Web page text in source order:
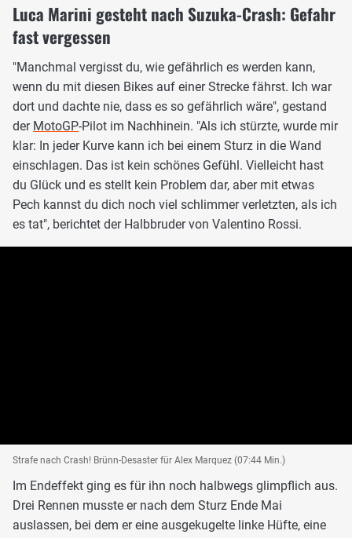
Luca Marini gesteht nach Suzuka-Crash: Gefahr
fast vergessen
"Manchmal vergisst du, wie gefährlich es werden kann,
wenn du mit diesen Bikes auf einer Strecke fährst. Ich war
dort und dachte nie, dass es so gefährlich wäre", gestand
der MotoGP-Pilot im Nachhinein. "Als ich stürzte, wurde mir
klar: In jeder Kurve kann ich bei einem Sturz in die Wand
einschlagen. Das ist kein schönes Gefühl. Vielleicht hast
du Glück und es stellt kein Problem dar, aber mit etwas
Pech kannst du dich noch viel schlimmer verletzten, als ich
es tat", berichtet der Halbbruder von Valentino Rossi.
Strafe nach Crash! Brünn-Desaster für Alex Marquez (07:44 Min.)
Im Endeffekt ging es für ihn noch halbwegs glimpflich aus.
Drei Rennen musste er nach dem Sturz Ende Mai
auslassen, bei dem er eine ausgekugelte linke Hüfte, eine